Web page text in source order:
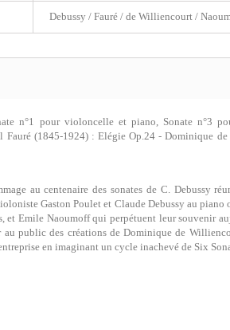
Debussy / Fauré / de Williencourt /
n°1 pour violoncelle et piano, Sonate n°3
Fauré (1845-1924) : Elégie Op.24 - Dominique
au centenaire des sonates de C. Debussy
Gaston Poulet et Claude Debussy au
et Emile Naoumoff qui perpétuent leur souvenir
au public des créations de Dominique de
en imaginant un cycle inachevé de Six